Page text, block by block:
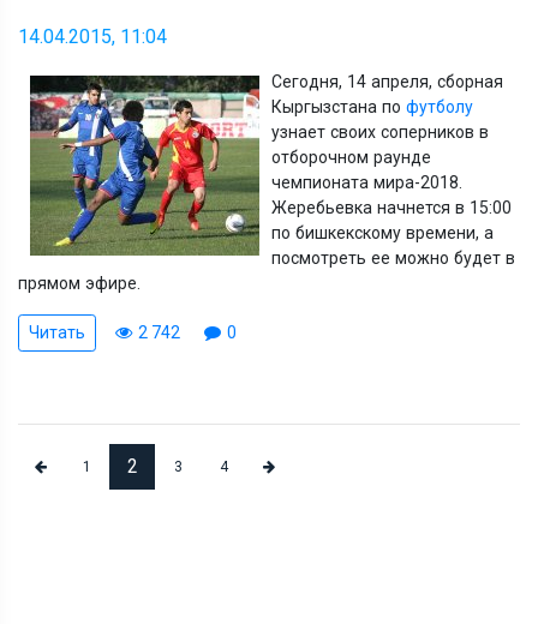
14.04.2015, 11:04
Сегодня, 14 апреля, сборная
Кыргызстана пофутболу
узнает своих соперников в
отборочном раунде
чемпионата мира-2018.
Жеребьевка начнется в 15:00
по бишкекскому времени, а
посмотреть ее можно будет в
прямом эфире.
Читать 2 742 0
1 2 3 4